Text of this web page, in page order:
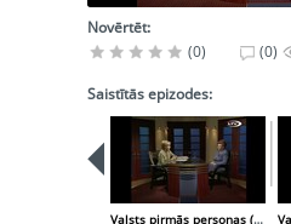
Novērtēt:
(0)
(0)
Saistītās epizodes:
Valsts pirmās personas (2005-02-24)